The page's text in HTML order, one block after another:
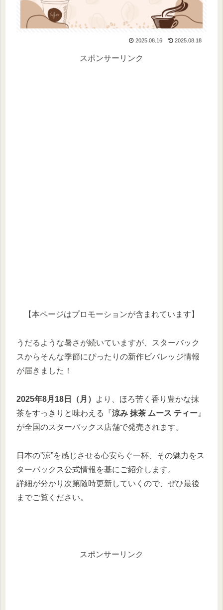
2025.08.16 2025.08.18
スポンサーリンク
【本ページはプロモーションが含まれています】
うだるような暑さが続いていますが、スターバック
スからそんな季節にぴったりの新作ビバレッジ情報
が届きました！
2025年8月18日（月）
より、ほろ苦く香り豊かな抹
茶をすっきりと味わえる『涼み 抹茶 ムース ティー 』
が全国のスターバックス店舗で発売されます。
日本の”涼”を感じさせる心安らぐ一杯、その魅力をス
ターバックス公式情報を基にご紹介します。
詳細が分かり次第随時更新していくので、ぜひ最後
までご覧ください。
スポンサーリンク